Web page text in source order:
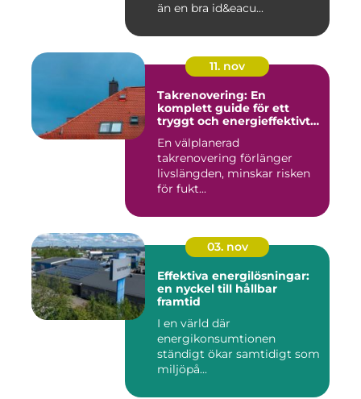
än en bra id&eacu...
11. nov
Takrenovering: En
komplett guide för ett
tryggt och energieffektivt
En välplanerad
takrenovering förlänger
livslängden, minskar risken
för fukt...
03. nov
Effektiva energilösningar:
en nyckel till hållbar
framtid
I en värld där
energikonsumtionen
ständigt ökar samtidigt som
miljöpå...